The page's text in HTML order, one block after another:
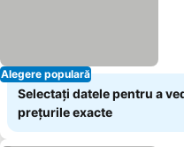
Alegere populară
Selectați datele pentru a
prețurile exacte